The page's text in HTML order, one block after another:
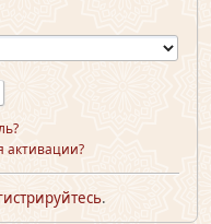
активации?
.